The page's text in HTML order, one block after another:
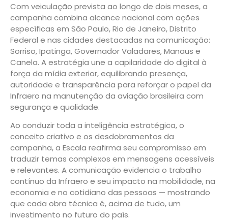
Com veiculação prevista ao longo de dois meses, a
campanha combina alcance nacional com ações
específicas em São Paulo, Rio de Janeiro, Distrito
Federal e nas cidades destacadas na comunicação:
Sorriso, Ipatinga, Governador Valadares, Manaus e
Canela. A estratégia une a capilaridade do digital à
força da mídia exterior, equilibrando presença,
autoridade e transparência para reforçar o papel da
Infraero na manutenção da aviação brasileira com
segurança e qualidade.
Ao conduzir toda a inteligência estratégica, o
conceito criativo e os desdobramentos da
campanha, a Escala reafirma seu compromisso em
traduzir temas complexos em mensagens acessíveis
e relevantes. A comunicação evidencia o trabalho
contínuo da Infraero e seu impacto na mobilidade, na
economia e no cotidiano das pessoas — mostrando
que cada obra técnica é, acima de tudo, um
investimento no futuro do país.